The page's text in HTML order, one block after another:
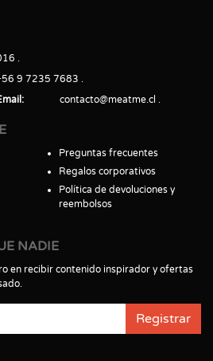
9 7235 7683
contacto@meatme.cl
Preguntas frecuentes
Regalos corporativos
Política de devoluciones y
reembolsos
NADIE
en recibir contenido inspirador y ofertas
Registrar